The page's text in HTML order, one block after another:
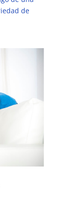
de